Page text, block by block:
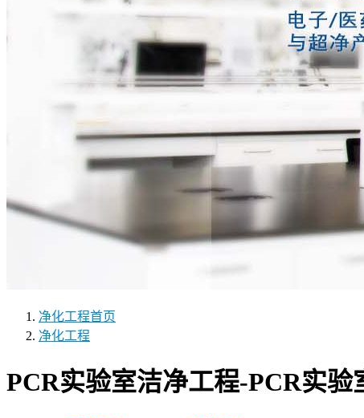
净化工程首页
净化工程
PCR实验室洁净工程-PCR实验